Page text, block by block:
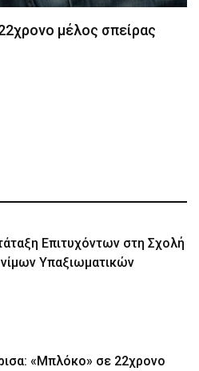
μέλος σπείρας
Επιτυχόντων στη Σχολή
Υπαξιωματικών
«Μπλόκο» σε 22χρονο